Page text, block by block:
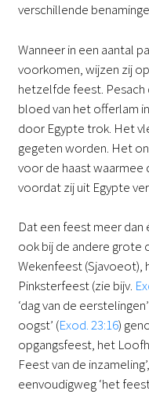
verschillende
Wanneer in een aantal
voorkomen, wijzen zij
hetzelfde feest.
bloed van het offerlam
door Egypte trok. Het
gegeten worden. Het
voor de haast
voordat zij uit Egypte
Dat een feest meer dan
ook bij de andere
Wekenfeest
Pinksterfeest (zie bijv.
‘dag van de
oogst’ (Exod. 23:16)
opgangsfeest, het
Feest van de
eenvoudigweg ‘het